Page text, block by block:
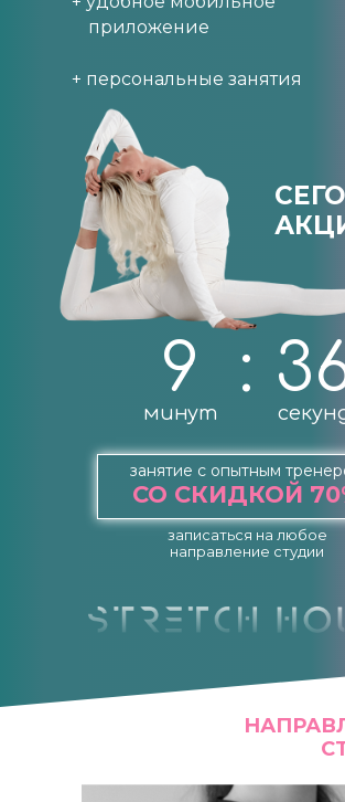
+ персональные занятия
ВЫБЕРИТЕ СВОЮ
СТУДИЮ
9
минут
:
записаться на любое
направление студии
занятие с опытным
приложение
СО СКИДКОЙ